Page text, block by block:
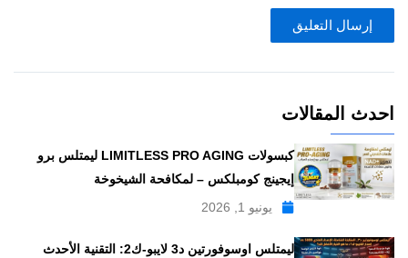
احدث المقالات
كبسولات LIMITLESS PRO AGING ليمتلس برو
إيجينج كومبلكس – لمكافحة الشيخوخة
يونيو 1, 2026
ليمتلس اوسوفورتين د3 لايبو-ك2: التقنية الأحدث